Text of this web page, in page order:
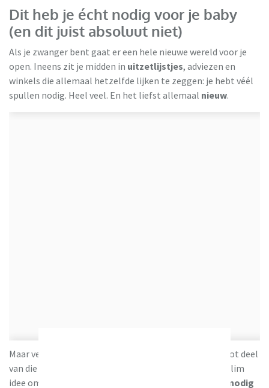
Dit heb je écht nodig voor je baby
(en dit juist absoluut niet)
Als je zwanger bent gaat er een hele nieuwe wereld voor je
open. Ineens zit je midden in uitzetlijstjes, adviezen en
winkels die allemaal hetzelfde lijken te zeggen: je hebt véél
spullen nodig. Heel veel. En het liefst allemaal nieuw.
Maar veel ouders komen er later achter dat ze een groot deel
van die spullen
. Het is dus een slim
idee om jezelf de vraag te stellen:
wat heb je nu echt nodig